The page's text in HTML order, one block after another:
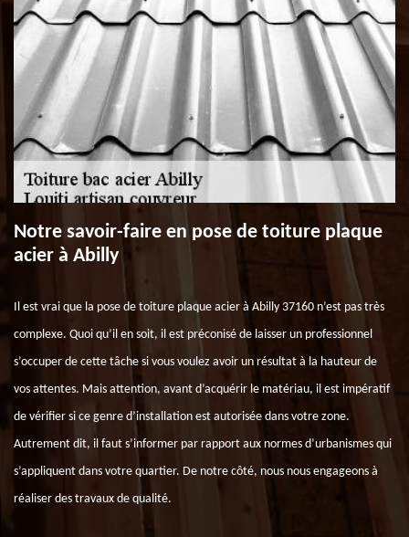
Notre savoir-faire en pose de toiture plaque
acier à Abilly
Il est vrai que la pose de toiture plaque acier à Abilly 37160 n’est pas très
complexe. Quoi qu’il en soit, il est préconisé de laisser un professionnel
s’occuper de cette tâche si vous voulez avoir un résultat à la hauteur de
vos attentes. Mais attention, avant d’acquérir le matériau, il est impératif
de vérifier si ce genre d’installation est autorisée dans votre zone.
Autrement dit, il faut s’informer par rapport aux normes d’urbanismes qui
s’appliquent dans votre quartier. De notre côté, nous nous engageons à
réaliser des travaux de qualité.